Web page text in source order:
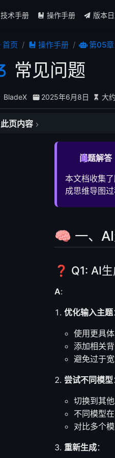
技术手册 操作手册 版本
首页 操作手册 第05
常见问题
BladeX 2025年6月8日 大
此页内容
🧠 一、AI生成相关问题
❓ Q1: AI生成的思维导图结构不合理
❓ Q3: 生成的JSON格式错误，无法
🖼️ 二、思维导图显示问题
❓ Q4: 思维导图显示异常或无法加载
⚙️ 三、功能使用问题
❓ Q7: 测试数据功能的作用是什么？
❓ Q8: 生成的思维导图可以保存或导
💡 四、最佳实践建议
问题解答
本文档收集
成思维导图过
🧠 一、
❓ Q1: AI
A:
优化输入主题
使用更具
添加相关
避免过于
尝试不同模型
切换到其
不同模型
对比多个
重新生成：